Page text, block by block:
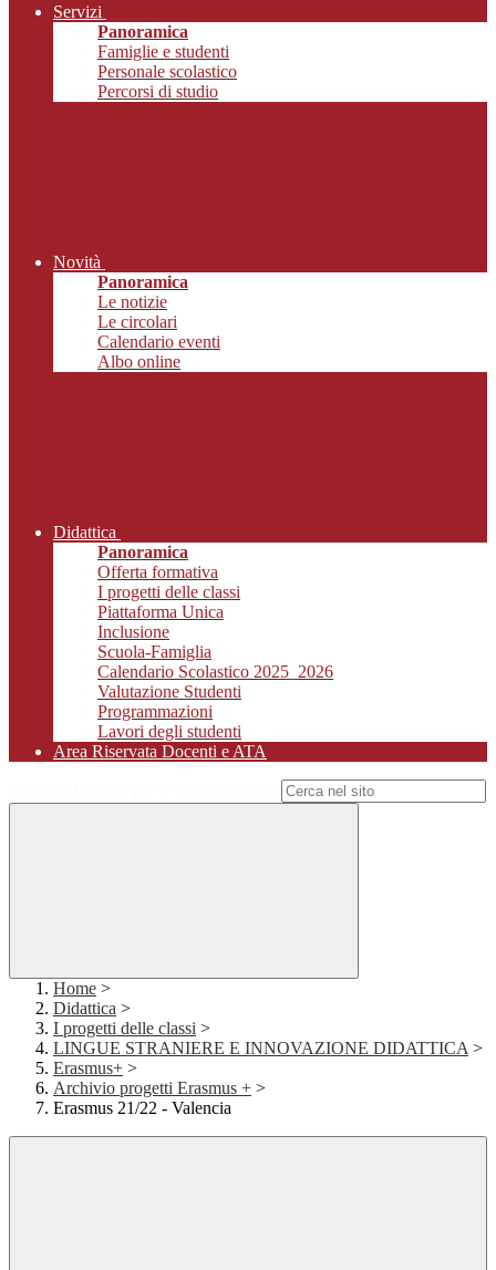
Servizi
Panoramica
Famiglie e studenti
Personale scolastico
Percorsi di studio
Novità
Panoramica
Le notizie
Le circolari
Calendario eventi
Albo online
Didattica
Panoramica
Offerta formativa
I progetti delle classi
Piattaforma Unica
Inclusione
Scuola-Famiglia
Calendario Scolastico 2025_2026
Valutazione Studenti
Programmazioni
Lavori degli studenti
Area Riservata Docenti e ATA
Home >
Didattica >
I progetti delle classi >
LINGUE STRANIERE E INNOVAZIONE DIDATTICA >
Erasmus+ >
Archivio progetti Erasmus + >
Erasmus 21/22 - Valencia